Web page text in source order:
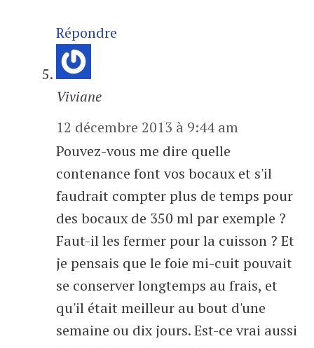
Répondre
Viviane
12 décembre 2013 à 9:44 am
Pouvez-vous me dire quelle
contenance font vos bocaux et s'il
faudrait compter plus de temps pour
des bocaux de 350 ml par exemple ?
Faut-il les fermer pour la cuisson ? Et
je pensais que le foie mi-cuit pouvait
se conserver longtemps au frais, et
qu'il était meilleur au bout d'une
semaine ou dix jours. Est-ce vrai aussi